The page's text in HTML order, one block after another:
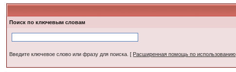
Поиск по ключевым словам
Введите ключевое слово или фразу для поиска. [ Расширенная помощь по использованию